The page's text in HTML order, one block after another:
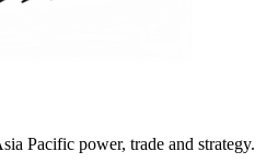
Pacific power, trade and strategy.